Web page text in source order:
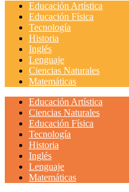
Educación Artística
Educación Física
Tecnología
Historia
Inglés
Lenguaje
Ciencias Naturales
Matemáticas
Educación Artística
Ciencias Naturales
Educación Física
Tecnología
Historia
Inglés
Lenguaje
Matemáticas